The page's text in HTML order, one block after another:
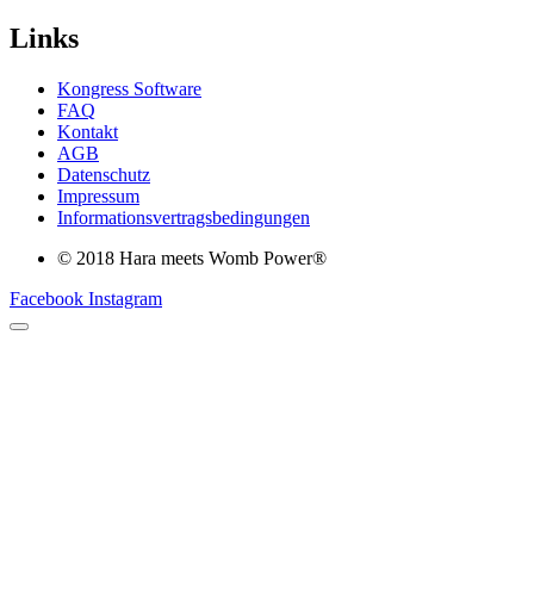
Links
Kongress Software
FAQ
Kontakt
AGB
Datenschutz
Impressum
Informationsvertragsbedingungen
© 2018 Hara meets Womb Power®
Facebook Instagram